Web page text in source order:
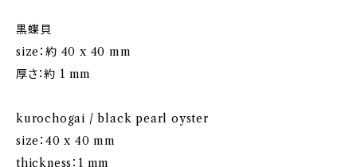
黒蝶貝
size：約 40 x 40 mm
厚さ：約 1 mm
kurochogai / black pearl oyster
size：40 x 40 mm
thickness：1 mm